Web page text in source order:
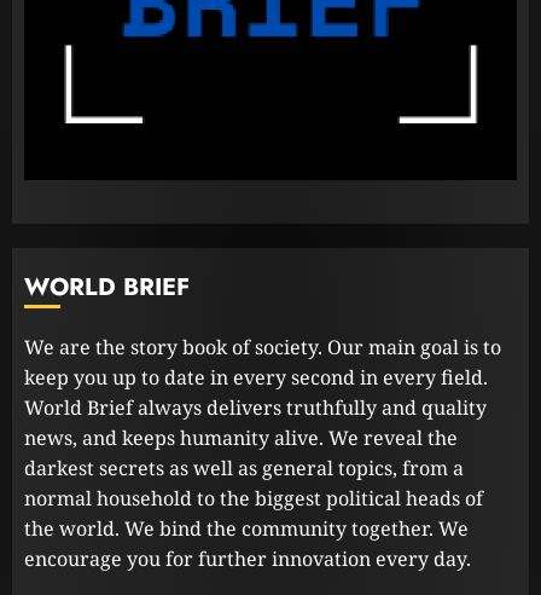
3
WORLD BRIEF
We are the story book of society. Our main goal is to
keep you up to date in every second in every field.
World Brief always delivers truthfully and quality
news, and keeps humanity alive. We reveal the
darkest secrets as well as general topics, from a
normal household to the biggest political heads of
the world. We bind the community together. We
encourage you for further innovation every day.